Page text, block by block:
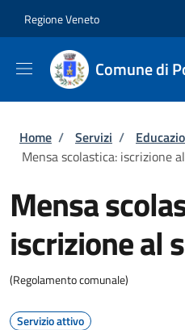
Regione Veneto
Comune di
Briciole di
Home / Servizi /
Mensa scolastica: iscrizione
Mensa
iscrizione al
(Regolamento comunale)
Servizio attivo